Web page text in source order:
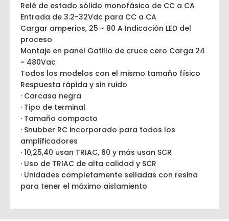
Relé de estado sólido monofásico de CC a CA
Entrada de 3.2-32Vdc para CC a CA
Cargar amperios, 25 ~ 80 A Indicación LED del
proceso
Montaje en panel Gatillo de cruce cero Carga 24
~ 480Vac
Todos los modelos con el mismo tamaño físico
Respuesta rápida y sin ruido
· Carcasa negra
· Tipo de terminal
· Tamaño compacto
· Snubber RC incorporado para todos los
amplificadores
· 10,25,40 usan TRIAC, 60 y más usan SCR
· Uso de TRIAC de alta calidad y SCR
· Unidades completamente selladas con resina
para tener el máximo aislamiento